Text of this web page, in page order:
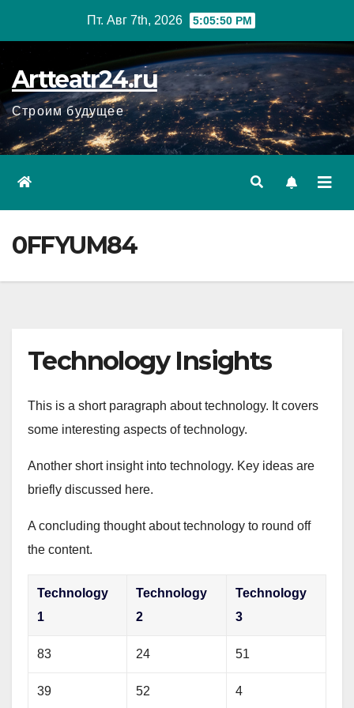
Пт. Авг 7th, 2026 5:05:51 PM
Artteatr24.ru
Строим будущее
0FFYUM84
Technology Insights
This is a short paragraph about technology. It covers
some interesting aspects of technology.
Another short insight into technology. Key ideas are
briefly discussed here.
A concluding thought about technology to round off
the content.
Technology
1
Technology
2
Technology
3
83 24 51
39 52 4